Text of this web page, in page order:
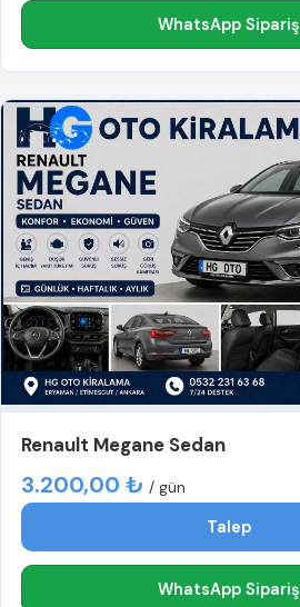
WhatsApp Sipariş
Renault Megane Sedan
3.200,00 ₺ / gün
Talep
WhatsApp Sipariş